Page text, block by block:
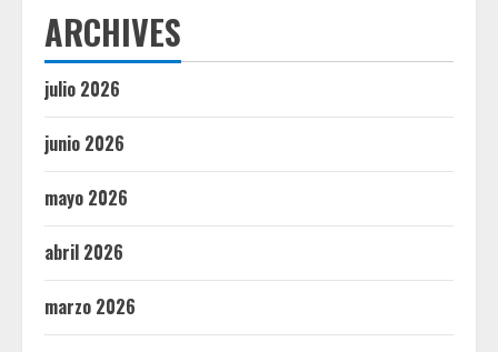
ARCHIVES
julio 2026
junio 2026
mayo 2026
abril 2026
marzo 2026